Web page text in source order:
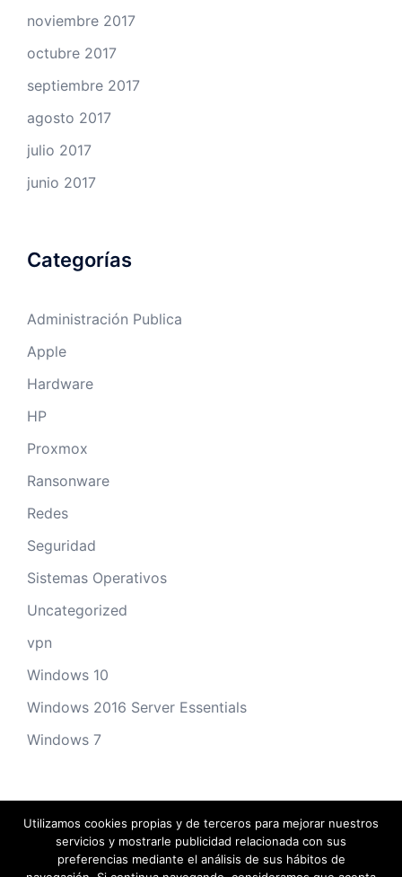
noviembre 2017
octubre 2017
septiembre 2017
agosto 2017
julio 2017
junio 2017
Categorías
Administración Publica
Apple
Hardware
HP
Proxmox
Ransonware
Redes
Seguridad
Sistemas Operativos
Uncategorized
vpn
Windows 10
Windows 2016 Server Essentials
Windows 7
Utilizamos cookies propias y de terceros para mejorar nuestros
servicios y mostrarle publicidad relacionada con sus
preferencias mediante el análisis de sus hábitos de